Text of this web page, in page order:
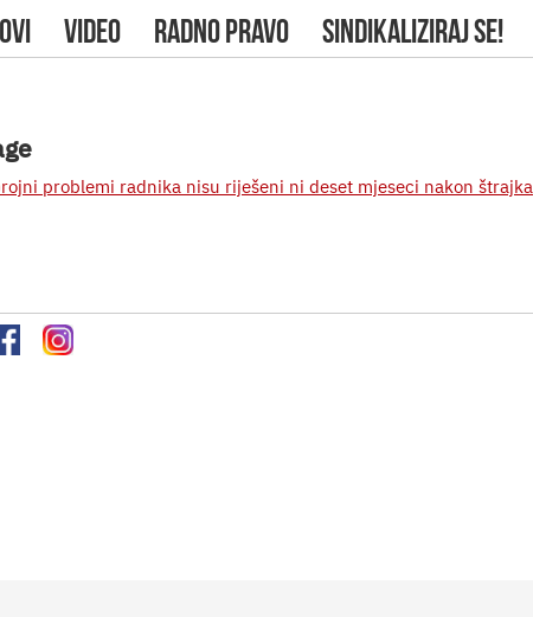
VIDEO RADNO PRAVO SINDIKALIZIRAJ SE!
problemi radnika nisu riješeni ni deset mjeseci nakon štrajka